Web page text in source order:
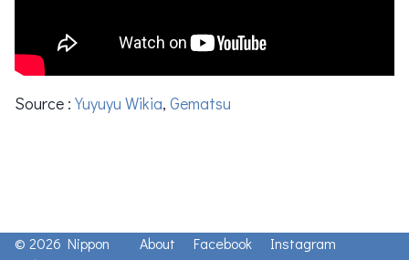
Source : Yuyuyu Wikia, Gematsu
© 2026 Nippon
About Facebook
Instagram